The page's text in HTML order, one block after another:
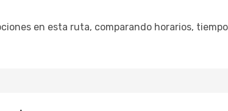
en esta ruta, comparando horarios,